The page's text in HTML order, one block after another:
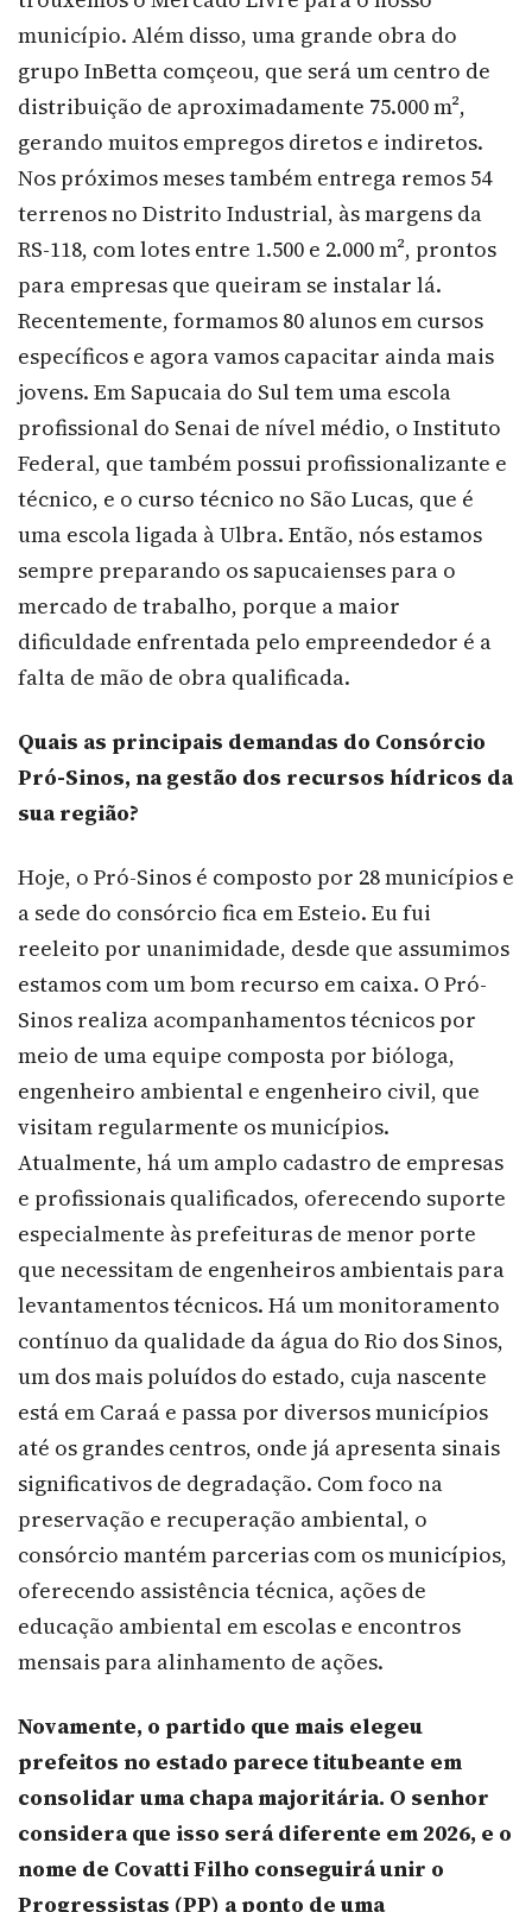
município. Além disso, uma grande obra do
grupo InBetta comçeou, que será um centro de
distribuição de aproximadamente 75.000 m²,
gerando muitos empregos diretos e indiretos.
Nos próximos meses também entrega remos 54
terrenos no Distrito Industrial, às margens da
RS-118, com lotes entre 1.500 e 2.000 m², prontos
para empresas que queiram se instalar lá.
Recentemente, formamos 80 alunos em cursos
específicos e agora vamos capacitar ainda mais
jovens. Em Sapucaia do Sul tem uma escola
profissional do Senai de nível médio, o Instituto
Federal, que também possui profissionalizante e
técnico, e o curso técnico no São Lucas, que é
uma escola ligada à Ulbra. Então, nós estamos
sempre preparando os sapucaienses para o
mercado de trabalho, porque a maior
dificuldade enfrentada pelo empreendedor é a
falta de mão de obra qualificada.
Quais as principais demandas do Consórcio
Pró-Sinos, na gestão dos recursos hídricos da
sua região?
Hoje, o Pró-Sinos é composto por 28 municípios e
a sede do consórcio fica em Esteio. Eu fui
reeleito por unanimidade, desde que assumimos
estamos com um bom recurso em caixa. O Pró-
Sinos realiza acompanhamentos técnicos por
meio de uma equipe composta por bióloga,
engenheiro ambiental e engenheiro civil, que
visitam regularmente os municípios.
Atualmente, há um amplo cadastro de empresas
e profissionais qualificados, oferecendo suporte
especialmente às prefeituras de menor porte
que necessitam de engenheiros ambientais para
levantamentos técnicos. Há um monitoramento
contínuo da qualidade da água do Rio dos Sinos,
um dos mais poluídos do estado, cuja nascente
está em Caraá e passa por diversos municípios
até os grandes centros, onde já apresenta sinais
significativos de degradação. Com foco na
preservação e recuperação ambiental, o
consórcio mantém parcerias com os municípios,
oferecendo assistência técnica, ações de
educação ambiental em escolas e encontros
mensais para alinhamento de ações.
Novamente, o partido que mais elegeu
prefeitos no estado parece titubeante em
consolidar uma chapa majoritária. O senhor
considera que isso será diferente em 2026, e o
nome de Covatti Filho conseguirá unir o
Progressistas (PP) a ponto de uma